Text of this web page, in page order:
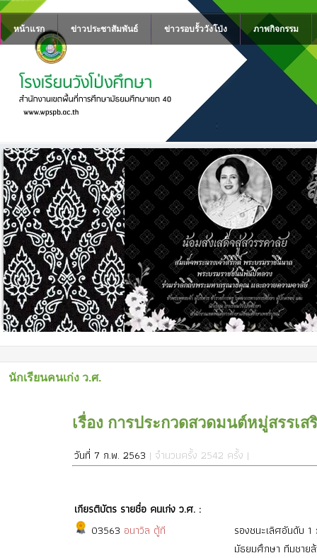
หน้าแรก ข่าวประชาสัมพันธ์ ข่าวรอบรั้ววังโป่ง ภาพกิจกรรม
าถ
ถวาย
นักเรียนคนเก่ง ว.ศ.
เรื่อง การประกวดสวดมนต์หมู่สรร
วันที่ 7 ก.พ. 2563 | จำนวนครั้ง 2542 ครั้ง |
เกียรติบัตร รายชื่อ คนเก่ง ว.ศ. :
03563 อนาวิล ตู้ที
รองชนะเลิศอันดับ
มัธยมศึกษา ทีมชาย